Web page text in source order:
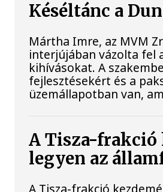
Késéltánc a
Mártha Imre, az MVM
interjújában vázolta fel
kihívásokat. A
fejlesztésekért és a
üzemállapotban van,
A Tisza-frakció
legyen az
A Tisza-frakció